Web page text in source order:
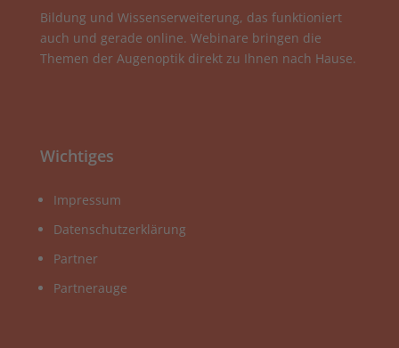
Bildung und Wissenserweiterung, das funktioniert
auch und gerade online. Webinare bringen die
Themen der Augenoptik direkt zu Ihnen nach Hause.
Wichtiges
Impressum
Datenschutzerklärung
Partner
Partnerauge